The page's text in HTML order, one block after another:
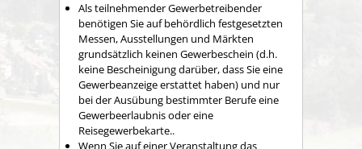
Als teilnehmender Gewerbetreibender
benötigen Sie auf behördlich festgesetzten
Messen, Ausstellungen und Märkten
grundsätzlich keinen Gewerbeschein (d.h.
keine Bescheinigung darüber, dass Sie eine
Gewerbeanzeige erstattet haben) und nur
bei der Ausübung bestimmter Berufe eine
Gewerbeerlaubnis oder eine
Reisegewerbekarte..
Wenn Sie auf einer Veranstaltung das